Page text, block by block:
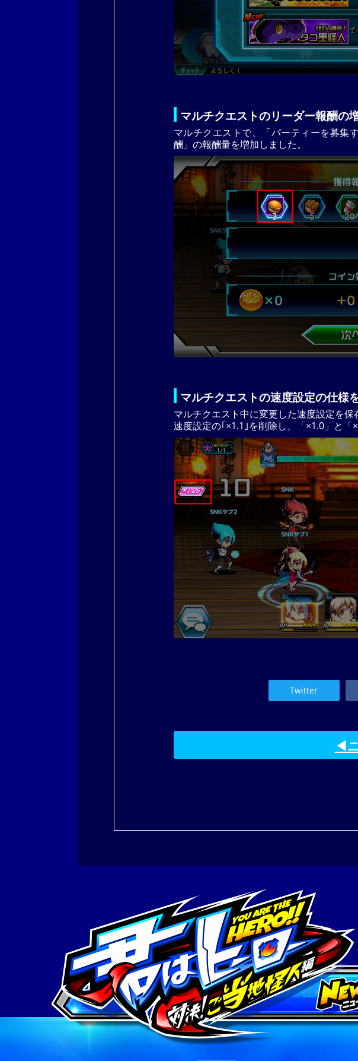
マルチクエストのリーダー報酬の
マルチクエストで、「パーティーを募集
酬」の報酬量を増加しました。
マルチクエストの速度設定の仕様
マルチクエスト中に変更した速度設定を保
速度設定の｢×1.1｣を削除し、「×1.0」と
Twitter
◀